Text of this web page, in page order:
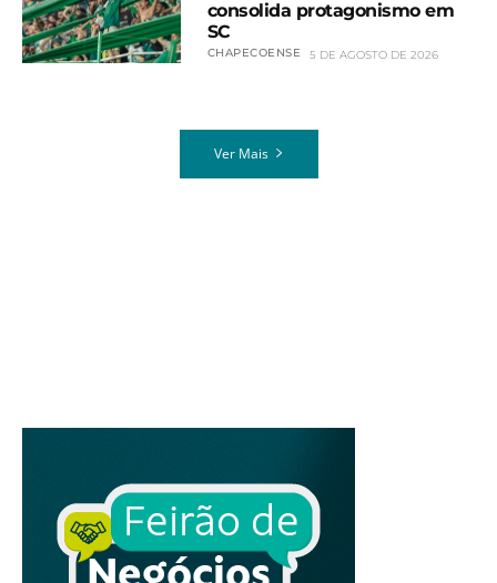
consolida protagonismo em
SC
CHAPECOENSE 5 DE AGOSTO DE 2026
Ver Mais